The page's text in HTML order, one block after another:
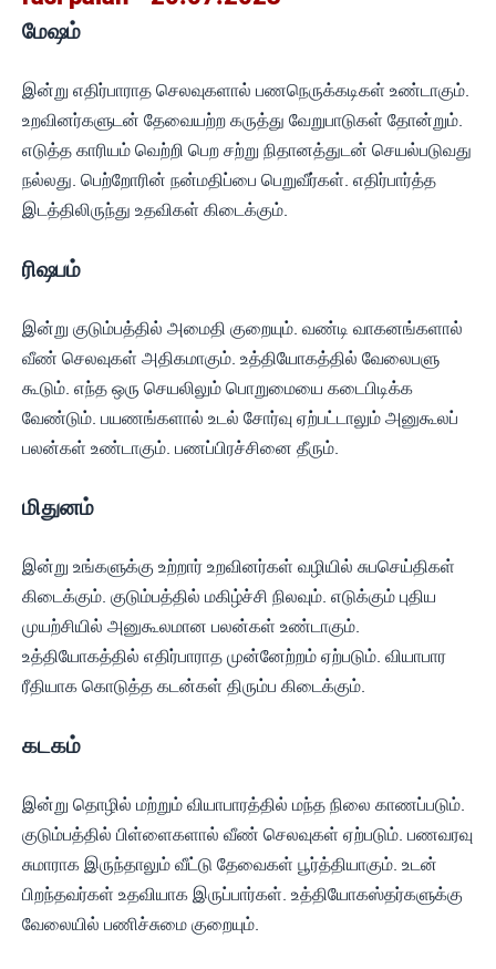
மேஷம்
இன்று எதிர்பாராத செலவுகளால் பணநெருக்கடிகள் உண்டாகும்.
உறவினர்களுடன் தேவையற்ற கருத்து வேறுபாடுகள் தோன்றும்.
எடுத்த காரியம் வெற்றி பெற சற்று நிதானத்துடன் செயல்படுவது
நல்லது. பெற்றோரின் நன்மதிப்பை பெறுவீர்கள். எதிர்பார்த்த
இடத்திலிருந்து உதவிகள் கிடைக்கும்.
ரிஷபம்
இன்று குடும்பத்தில் அமைதி குறையும். வண்டி வாகனங்களால்
வீண் செலவுகள் அதிகமாகும். உத்தியோகத்தில் வேலைபளு
கூடும். எந்த ஒரு செயலிலும் பொறுமையை கடைபிடிக்க
வேண்டும். பயணங்களால் உடல் சோர்வு ஏற்பட்டாலும் அனுகூலப்
பலன்கள் உண்டாகும். பணப்பிரச்சினை தீரும்.
மிதுனம்
இன்று உங்களுக்கு உற்றார் உறவினர்கள் வழியில் சுபசெய்திகள்
கிடைக்கும். குடும்பத்தில் மகிழ்ச்சி நிலவும். எடுக்கும் புதிய
முயற்சியில் அனுகூலமான பலன்கள் உண்டாகும்.
உத்தியோகத்தில் எதிர்பாராத முன்னேற்றம் ஏற்படும். வியாபார
ரீதியாக கொடுத்த கடன்கள் திரும்ப கிடைக்கும்.
கடகம்
இன்று தொழில் மற்றும் வியாபாரத்தில் மந்த நிலை காணப்படும்.
குடும்பத்தில் பிள்ளைகளால் வீண் செலவுகள் ஏற்படும். பணவரவு
சுமாராக இருந்தாலும் வீட்டு தேவைகள் பூர்த்தியாகும். உடன்
பிறந்தவர்கள் உதவியாக இருப்பார்கள். உத்தியோகஸ்தர்களுக்கு
வேலையில் பணிச்சுமை குறையும்.